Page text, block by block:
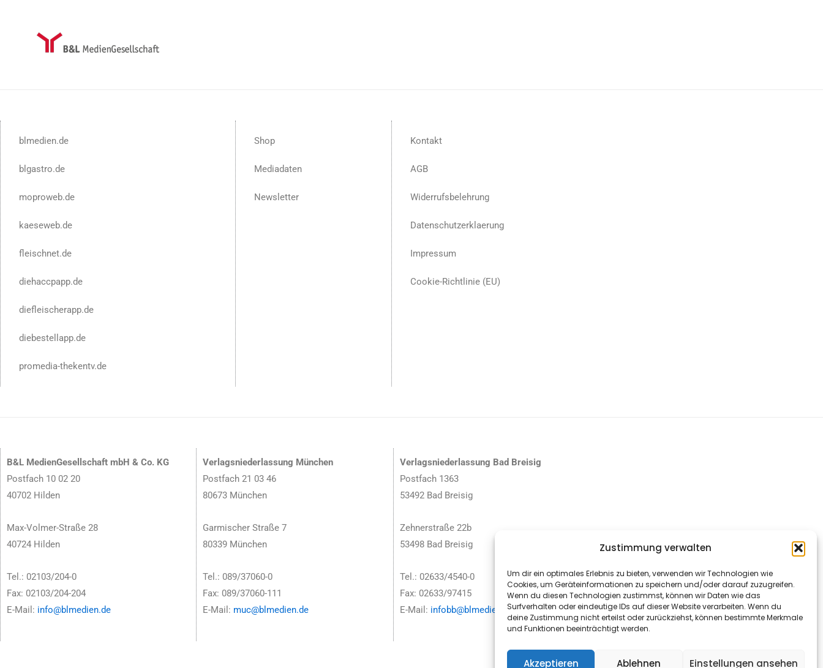
Zustimmung verwalten
Um dir ein optimales Erlebnis zu bieten, verwenden wir Technologien wie
Cookies, um Geräteinformationen zu speichern und/oder darauf zuzugreifen.
Wenn du diesen Technologien zustimmst, können wir Daten wie das
Surfverhalten oder eindeutige IDs auf dieser Website verarbeiten. Wenn du
deine Zustimmung nicht erteilst oder zurückziehst, können bestimmte Merkmale
und Funktionen beeinträchtigt werden.
Akzeptieren Ablehnen Einstellungen ansehen
blmedien.de
blgastro.de
moproweb.de
kaeseweb.de
fleischnet.de
diehaccpapp.de
diefleischerapp.de
diebestellapp.de
promedia-thekentv.de
Shop
Mediadaten
Newsletter
Kontakt
AGB
Widerrufsbelehrung
Datenschutzerklaerung
Impressum
Cookie-Richtlinie (EU)
B&L MedienGesellschaft mbH & Co. KG
Postfach 10 02 20
40702 Hilden
Max-Volmer-Straße 28
40724 Hilden
Tel.: 02103/204-0
Fax: 02103/204-204
E-Mail: info@blmedien.de
Verlagsniederlassung München
Postfach 21 03 46
80673 München
Garmischer Straße 7
80339 München
Tel.: 089/37060-0
Fax: 089/37060-111
E-Mail: muc@blmedien.de
Verlagsniederlassung Bad Breisig
Postfach 1363
53492 Bad Breisig
Zehnerstraße 22b
53498 Bad Breisig
Tel.: 02633/4540-0
Fax: 02633/97415
E-Mail: infobb@blmedien.de